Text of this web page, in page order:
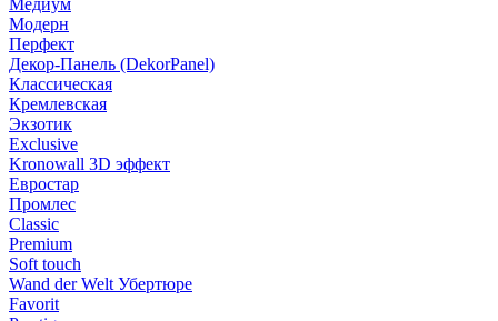
Медиум
Модерн
Перфект
Декор-Панель (DekorPanel)
Классическая
Кремлевская
Экзотик
Exclusive
Kronowall 3D эффект
Евростар
Промлес
Classic
Premium
Soft touch
Wand der Welt Убертюре
Favorit